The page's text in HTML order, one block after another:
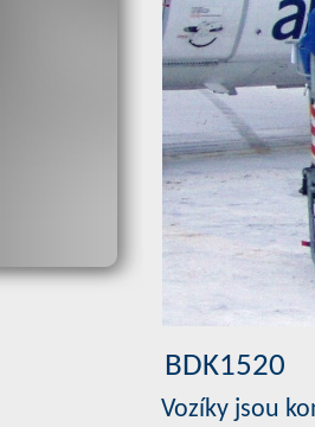
BDK1520
Vozíky jsou